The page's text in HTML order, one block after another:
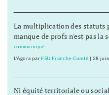
La multiplication des statuts
manque de profs n'est pas la
communiqué
L'Agora parFSU Franche-Comté | 28
Ni équité territoriale ou